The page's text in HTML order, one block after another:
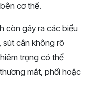
cơ thể.
còn gây ra các biểu
sút cân không rõ
trọng có thể
mắt, phổi hoặc